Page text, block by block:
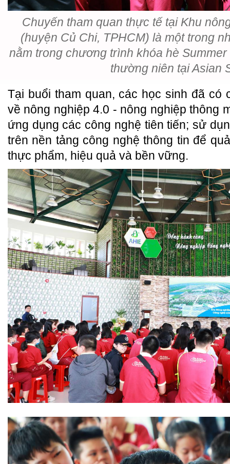
Chuyến tham quan thực tế tại Khu
(huyện Củ Chi, TPHCM) là một trong
nằm trong chương trình khóa hè
thường niên tại Asian
Tại buổi tham quan, các học sinh đã có
về nông nghiệp 4.0 - nông nghiệp thông
ứng dụng các công nghệ tiên tiến; sử
trên nền tảng công nghệ thông tin để
thực phẩm, hiệu quả và bền vững.